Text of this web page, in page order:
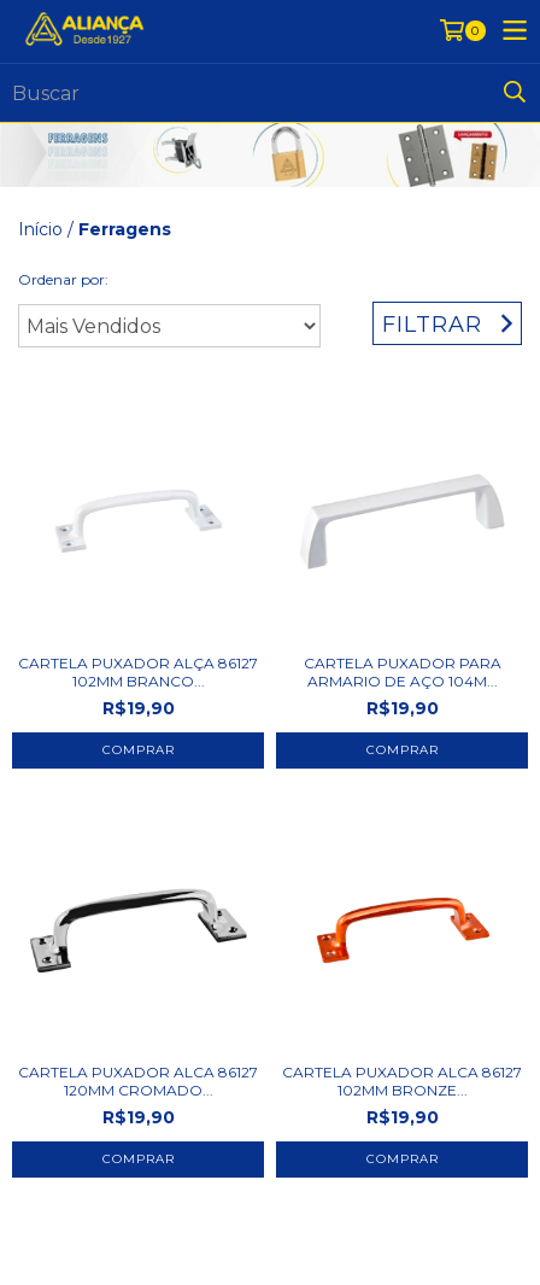
0
Início / Ferragens
Ordenar por:
FILTRAR
CARTELA PUXADOR ALÇA 86127
102MM BRANCO...
R$19,90
CARTELA PUXADOR PARA
ARMARIO DE AÇO 104M...
R$19,90
CARTELA PUXADOR ALCA 86127
120MM CROMADO...
R$19,90
CARTELA PUXADOR ALCA 86127
102MM BRONZE...
R$19,90